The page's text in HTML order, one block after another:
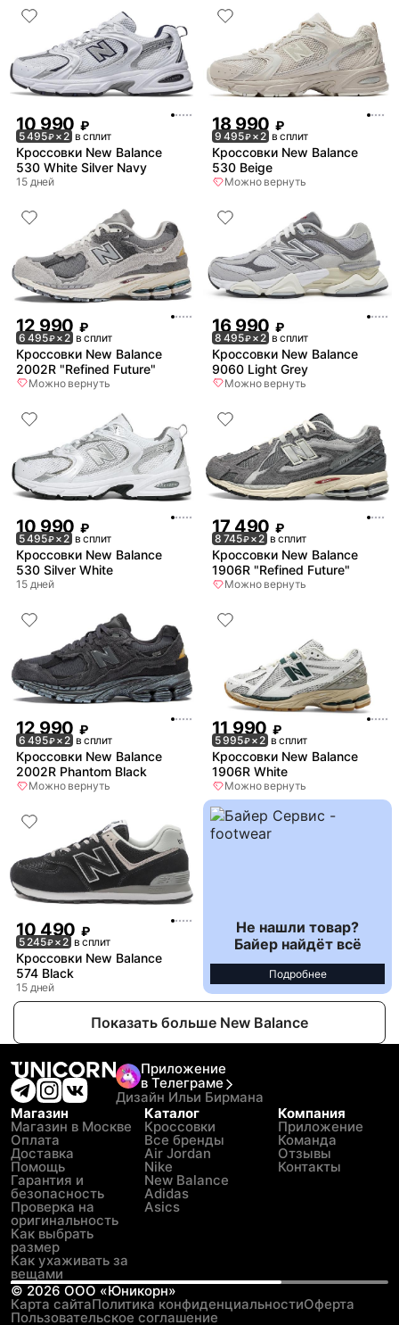
10 990 ₽
5 495₽× 2 в сплит
Кроссовки New Balance
530 White Silver Navy
15 дней
18 990 ₽
9 495₽× 2 в сплит
Кроссовки New Balance
530 Beige
Можно вернуть
12 990 ₽
6 495₽× 2 в сплит
Кроссовки New Balance
2002R "Refined Future"
Можно вернуть
16 990 ₽
8 495₽× 2 в сплит
Кроссовки New Balance
9060 Light Grey
Можно вернуть
10 990 ₽
5 495₽× 2 в сплит
Кроссовки New Balance
530 Silver White
15 дней
17 490 ₽
8 745₽× 2 в сплит
Кроссовки New Balance
1906R "Refined Future"
Можно вернуть
12 990 ₽
6 495₽× 2 в сплит
Кроссовки New Balance
2002R Phantom Black
Можно вернуть
11 990 ₽
5 995₽× 2 в сплит
Кроссовки New Balance
1906R White
Можно вернуть
10 490 ₽
5 245₽× 2 в сплит
Кроссовки New Balance
574 Black
15 дней
Не нашли товар?
Байер найдёт всё
Подробнее
Показать больше New Balance
Приложение
в Телеграме
Дизайн Ильи Бирмана
Магазин
Магазин в Москве
Оплата
Доставка
Помощь
Гарантия и
безопасность
Проверка на
оригинальность
Как выбрать
размер
Как ухаживать за
вещами
Каталог
Кроссовки
Все бренды
Air Jordan
Nike
New Balance
Adidas
Asics
Компания
Приложение
Команда
Отзывы
Контакты
© 2026 ООО «Юникорн»
Карта сайтаПолитика конфиденциальностиОферта
Пользовательское соглашение